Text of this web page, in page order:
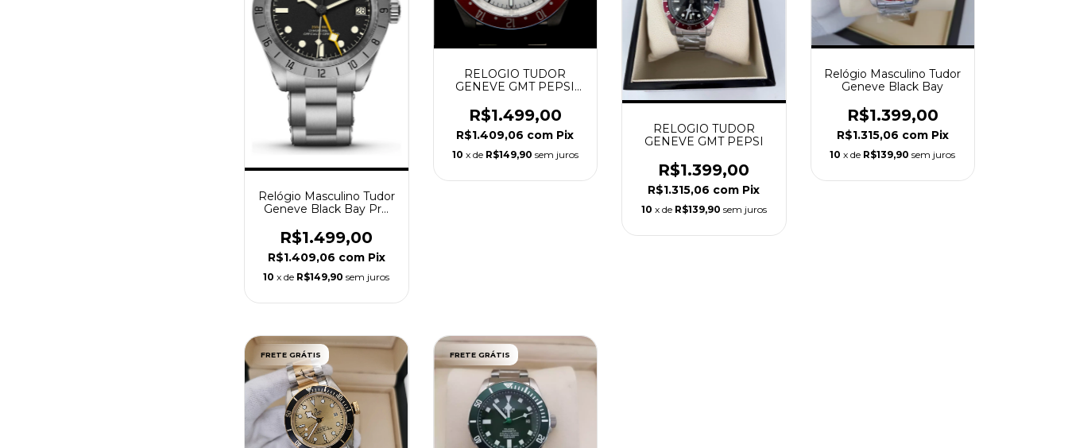
Relógio Masculino Tudor
Geneve Black Bay Pro
R$1.499,00
R$1.409,06 com Pix
10 x de R$149,90 sem juros
RELOGIO TUDOR
GENEVE GMT PEPSI
R$1.499,00
R$1.409,06 com Pix
10 x de R$149,90 sem juros
RELOGIO TUDOR
GENEVE GMT PEPSI
R$1.399,00
R$1.315,06 com Pix
10 x de R$139,90 sem juros
Relógio Masculino Tudor
Geneve Black Bay
R$1.399,00
R$1.315,06 com Pix
10 x de R$139,90 sem juros
FRETE GRÁTIS FRETE GRÁTIS